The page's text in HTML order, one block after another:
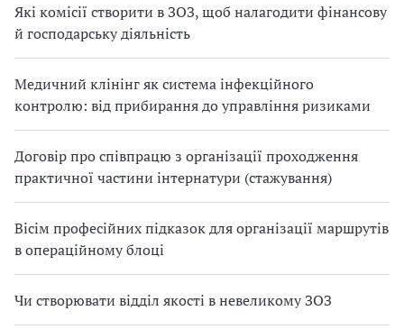
Які комісії створити в ЗОЗ, щоб налагодити фінансову
й господарську діяльність
Медичний клінінг як система інфекційного
контролю: від прибирання до управління ризиками
Договір про співпрацю з організації проходження
практичної частини інтернатури (стажування)
Вісім професійних підказок для організації маршрутів
в операційному блоці
Чи створювати відділ якості в невеликому ЗОЗ